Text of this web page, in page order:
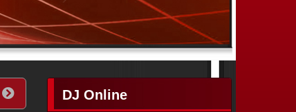
DJ Online